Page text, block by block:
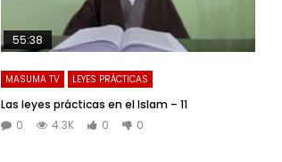
55:38
MASUMA TV LEYES PRÁCTICAS
Las leyes prácticas en el Islam – 11
0
4.3K 0 0